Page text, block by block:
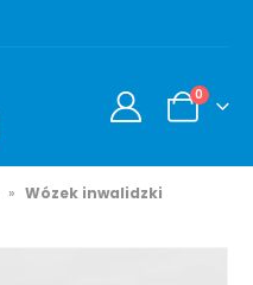
0
» Wózek inwalidzki